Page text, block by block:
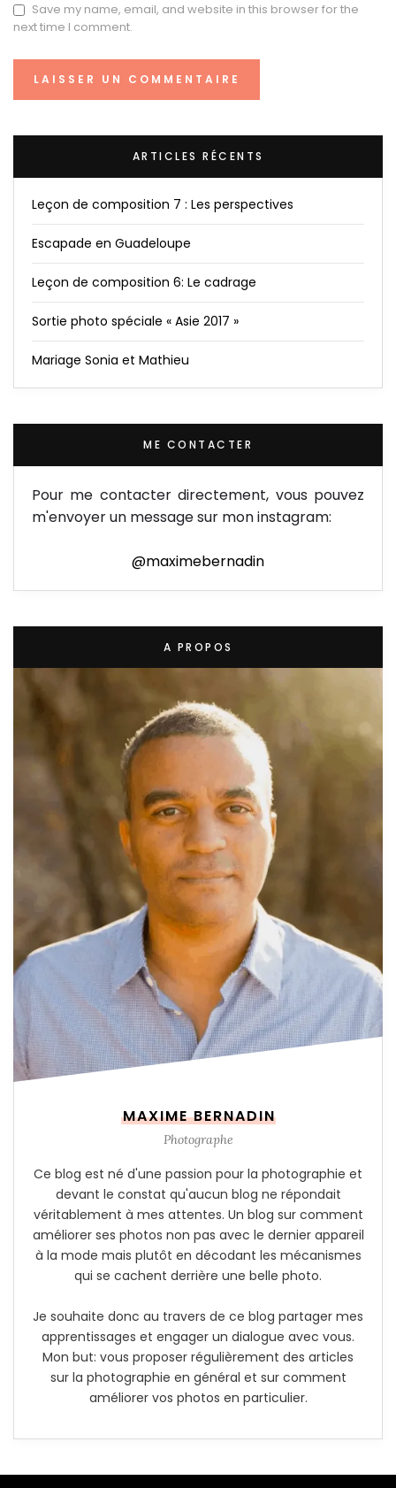
Save my name, email, and website in this browser for the
next time I comment.
ARTICLES RÉCENTS
Leçon de composition 7 : Les perspectives
Escapade en Guadeloupe
Leçon de composition 6: Le cadrage
Sortie photo spéciale « Asie 2017 »
Mariage Sonia et Mathieu
ME CONTACTER
Pour me contacter directement, vous pouvez
m'envoyer un message sur mon instagram:
@maximebernadin
A PROPOS
MAXIME BERNADIN
Photographe
Ce blog est né d'une passion pour la photographie et
devant le constat qu'aucun blog ne répondait
véritablement à mes attentes. Un blog sur comment
améliorer ses photos non pas avec le dernier appareil
à la mode mais plutôt en décodant les mécanismes
qui se cachent derrière une belle photo.
Je souhaite donc au travers de ce blog partager mes
apprentissages et engager un dialogue avec vous.
Mon but: vous proposer régulièrement des articles
sur la photographie en général et sur comment
améliorer vos photos en particulier.